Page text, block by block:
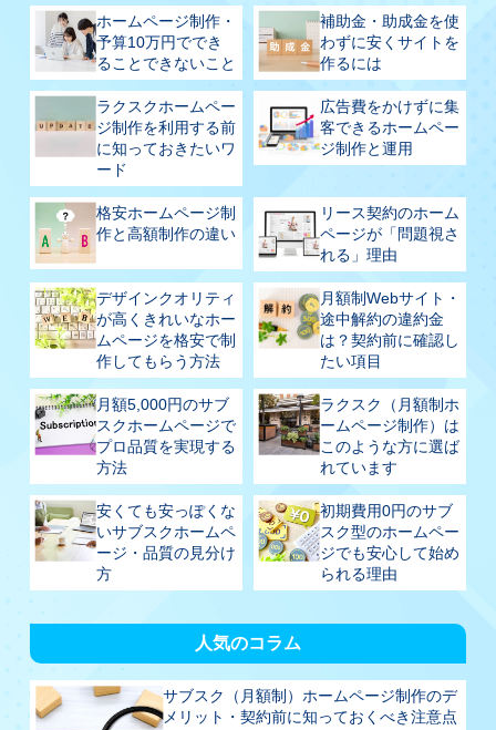
ホームページ制作・
予算10万円ででき
ることできないこと
補助金・助成金を使
わずに安くサイトを
作るには
ラクスクホームペー
ジ制作を利用する前
に知っておきたいワ
ード
広告費をかけずに集
客できるホームペー
ジ制作と運用
格安ホームページ制
作と高額制作の違い
リース契約のホーム
ページが「問題視さ
れる」理由
デザインクオリティ
が高くきれいなホー
ムページを格安で制
作してもらう方法
月額制Webサイト・
途中解約の違約金
は？契約前に確認し
たい項目
月額5,000円のサブ
スクホームページで
プロ品質を実現する
方法
ラクスク（月額制ホ
ームページ制作）は
このような方に選ば
れています
安くても安っぽくな
いサブスクホームペ
ージ・品質の見分け
方
初期費用0円のサブ
スク型のホームペー
ジでも安心して始め
られる理由
人気のコラム
サブスク（月額制）ホームページ制作のデ
メリット・契約前に知っておくべき注意点